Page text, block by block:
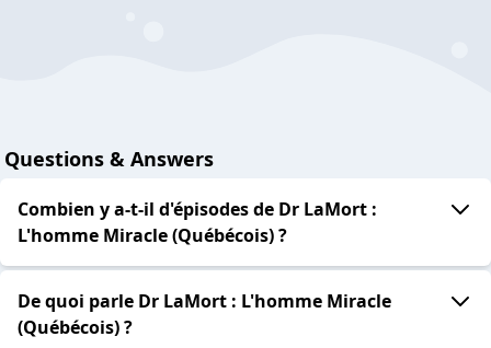
Questions & Answers
Combien y a-t-il d'épisodes de Dr LaMort :
L'homme Miracle (Québécois) ?
De quoi parle Dr LaMort : L'homme Miracle
(Québécois) ?